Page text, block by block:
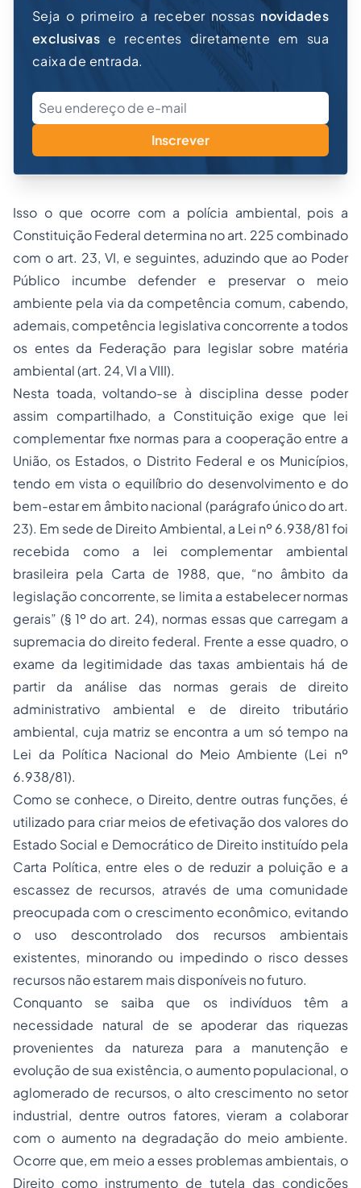
Seja o primeiro a receber nossas novidades
exclusivas e recentes diretamente em sua
caixa de entrada.
Inscrever
Isso o que ocorre com a polícia ambiental, pois a
Constituição Federal determina no art. 225 combinado
com o art. 23, VI, e seguintes, aduzindo que ao Poder
Público incumbe defender e preservar o meio
ambiente pela via da competência comum, cabendo,
ademais, competência legislativa concorrente a todos
os entes da Federação para legislar sobre matéria
ambiental (art. 24, VI a VIII).
Nesta toada, voltando-se à disciplina desse poder
assim compartilhado, a Constituição exige que lei
complementar fixe normas para a cooperação entre a
União, os Estados, o Distrito Federal e os Municípios,
tendo em vista o equilíbrio do desenvolvimento e do
bem-estar em âmbito nacional (parágrafo único do art.
23). Em sede de Direito Ambiental, a Lei nº 6.938/81 foi
recebida como a lei complementar ambiental
brasileira pela Carta de 1988, que, “no âmbito da
legislação concorrente, se limita a estabelecer normas
gerais” (§ 1º do art. 24), normas essas que carregam a
supremacia do direito federal. Frente a esse quadro, o
exame da legitimidade das taxas ambientais há de
partir da análise das normas gerais de direito
administrativo ambiental e de direito tributário
ambiental, cuja matriz se encontra a um só tempo na
Lei da Política Nacional do Meio Ambiente (Lei nº
6.938/81).
Como se conhece, o Direito, dentre outras funções, é
utilizado para criar meios de efetivação dos valores do
Estado Social e Democrático de Direito instituído pela
Carta Política, entre eles o de reduzir a poluição e a
escassez de recursos, através de uma comunidade
preocupada com o crescimento econômico, evitando
o uso descontrolado dos recursos ambientais
existentes, minorando ou impedindo o risco desses
recursos não estarem mais disponíveis no futuro.
Conquanto se saiba que os indivíduos têm a
necessidade natural de se apoderar das riquezas
provenientes da natureza para a manutenção e
evolução de sua existência, o aumento populacional, o
aglomerado de recursos, o alto crescimento no setor
industrial, dentre outros fatores, vieram a colaborar
com o aumento na degradação do meio ambiente.
Ocorre que, em meio a esses problemas ambientais, o
Direito como instrumento de tutela das condições